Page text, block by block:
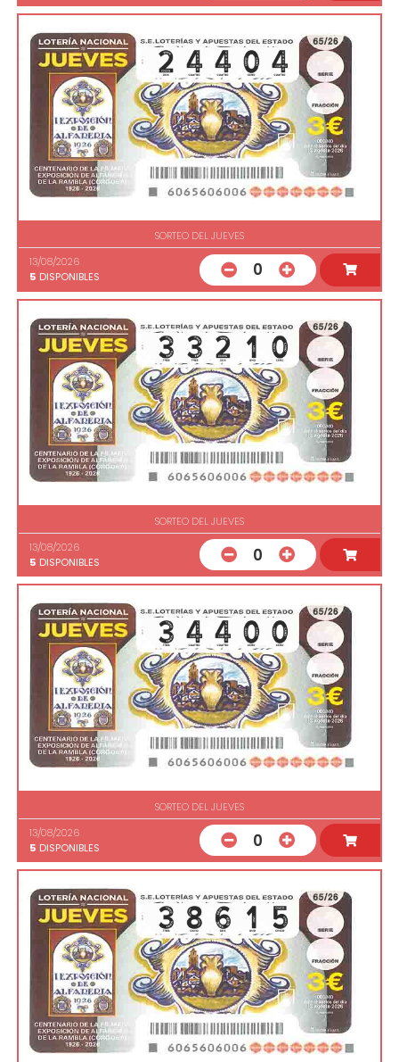
SORTEO DEL JUEVES
13/08/2026
5 DISPONIBLES 0
SORTEO DEL JUEVES
13/08/2026
5 DISPONIBLES 0
SORTEO DEL JUEVES
13/08/2026
5 DISPONIBLES 0